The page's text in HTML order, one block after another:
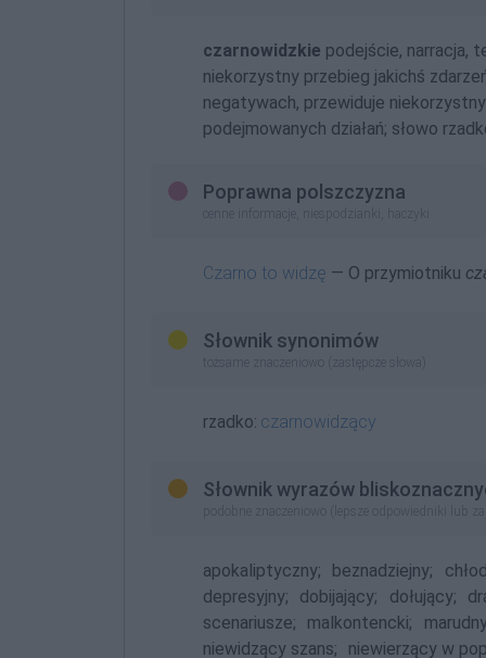
czarnowidzkie podejście, narracja,
niekorzystny przebieg jakichś
negatywach, przewiduje
podejmowanych działań; słowo
Poprawna polszczyzna
cenne informacje, niespodzianki, haczyki
Czarno to widzę — O przymiotniku
Słownik synonimów
tożsame znaczeniowo (zastępcze słowa)
rzadko: czarnowidzący
Słownik wyrazów
podobne znaczeniowo (lepsze odpowiedniki lub
apokaliptyczny; beznadziejny;
depresyjny;
dobijający; dołujący;
scenariusze;
malkontencki;
niewidzący szans;
niewierzący w